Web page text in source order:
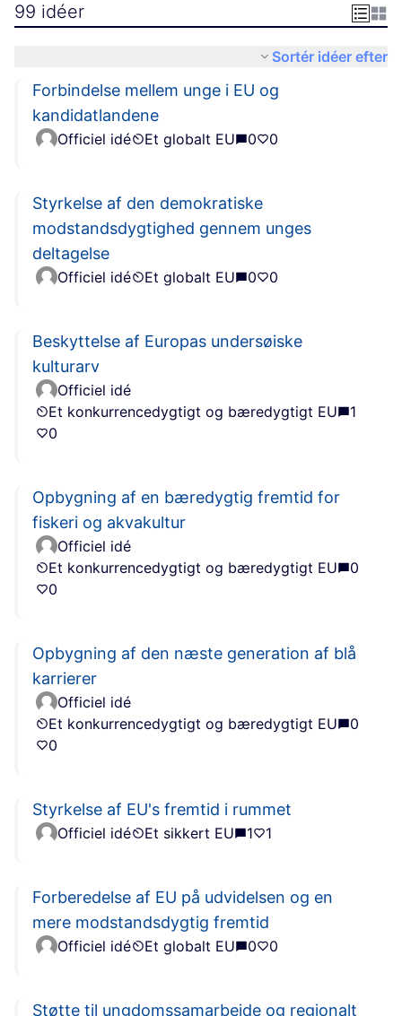
99 idéer
Sortér idéer efter
Forbindelse mellem unge i EU og
kandidatlandene
Officiel idé Et globalt EU 0 0
Styrkelse af den demokratiske
modstandsdygtighed gennem unges
deltagelse
Officiel idé Et globalt EU 0 0
Beskyttelse af Europas undersøiske
kulturarv
Officiel idé
Et konkurrencedygtigt og bæredygtigt EU
1
0
Opbygning af en bæredygtig fremtid for
fiskeri og akvakultur
Officiel idé
Et konkurrencedygtigt og bæredygtigt EU
0
0
Opbygning af den næste generation af blå
karrierer
Officiel idé
Et konkurrencedygtigt og bæredygtigt EU
0
0
Styrkelse af EU's fremtid i rummet
Officiel idé Et sikkert EU 1 1
Forberedelse af EU på udvidelsen og en
mere modstandsdygtig fremtid
Officiel idé Et globalt EU 0 0
Støtte til ungdomssamarbejde og regionalt